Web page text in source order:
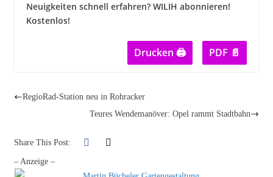
Neuigkeiten schnell erfahren? WILIH abonnieren!
Kostenlos!
Drucken 🖨 PDF 📄
RegioRad-Station neu in Rohracker
Teures Wendemanöver: Opel rammt Stadtbahn
Share This Post:
– Anzeige –